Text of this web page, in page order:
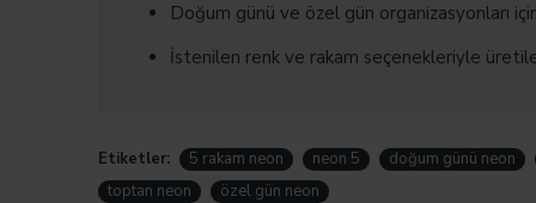
Doğum günü ve özel gün organizasyonları
İstenilen renk ve rakam seçenekleriyle
Etiketler: 5 rakam neon neon 5
doğum günü neon
toptan neon
özel gün neon